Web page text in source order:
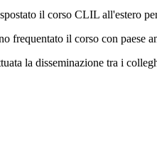
il corso CLIL all'estero
frequentato il corso con
la disseminazione tra i